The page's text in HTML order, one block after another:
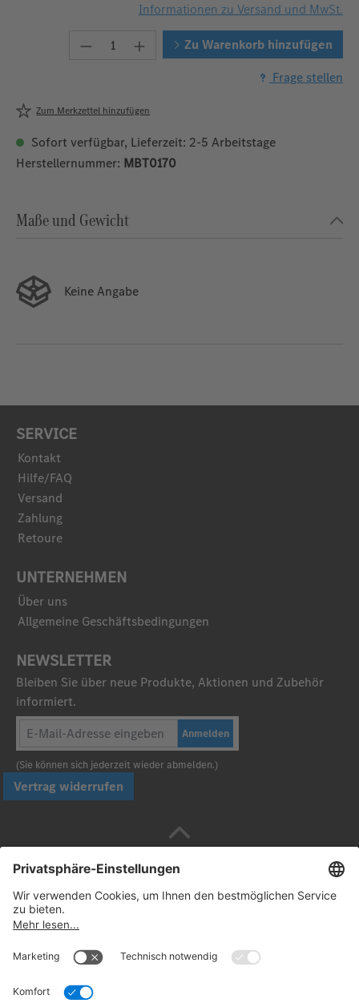
Informationen zu Versand und MwSt.
Produkt Anzahl: Gib den
Zu Warenkorb hinzufügen
Frage stellen
Zum Merkzettel hinzufügen
Sofort verfügbar, Lieferzeit: 2-5 Arbeitstage
Herstellernummer: MBT0170
Maße und Gewicht
Keine Angabe
SERVICE
Kontakt
Hilfe/FAQ
Versand
Zahlung
Retoure
UNTERNEHMEN
Über uns
Allgemeine Geschäftsbedingungen
NEWSLETTER
Bleiben Sie über neue Produkte, Aktionen und Zubehör
informiert.
Anmelden
(Sie können sich jederzeit wieder abmelden.)
Vertrag widerrufen
Sicher bezahlen mit